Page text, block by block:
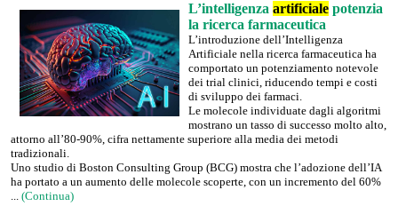
L’intelligenza artificiale potenzia
la ricerca farmaceutica
L’introduzione dell’Intelligenza
Artificiale nella ricerca farmaceutica ha
comportato un potenziamento notevole
dei trial clinici, riducendo tempi e costi
di sviluppo dei farmaci.
Le molecole individuate dagli algoritmi
mostrano un tasso di successo molto alto,
attorno all’80-90%, cifra nettamente superiore alla media dei metodi
tradizionali.
Uno studio di Boston Consulting Group (BCG) mostra che l’adozione dell’IA
ha portato a un aumento delle molecole scoperte, con un incremento del 60%
... (Continua)